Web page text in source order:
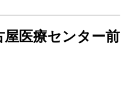
屋医療センター前